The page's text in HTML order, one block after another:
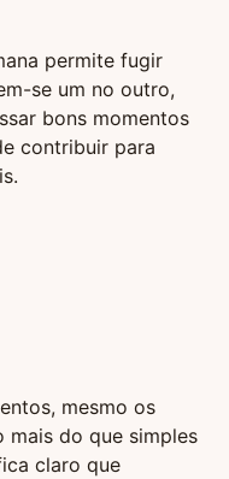
permite fugir
se um no outro,
bons momentos
contribuir para
mesmo os
mais do que simples
claro que